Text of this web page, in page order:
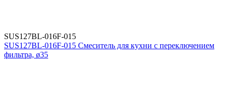
SUS127BL-016F-015
SUS127BL-016F-015 Смеситель для кухни с переключением
фильтра, ø35